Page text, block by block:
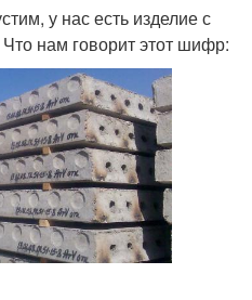
у нас есть изделие с
нам говорит этот шифр: